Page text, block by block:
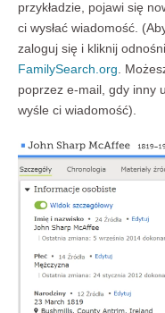
przykładzie, pojawi się
ci wysłać wiadomość.
zaloguj się i kliknij
FamilySearch.org.
poprzez e-mail, gdy inny
wyśle ci wiadomość).